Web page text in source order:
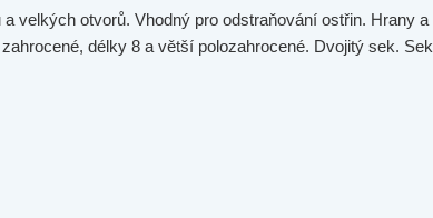
velkých otvorů. Vhodný pro odstraňování ostřin. Hrany a
délky 8 a větší polozahrocené. Dvojitý sek. Sek